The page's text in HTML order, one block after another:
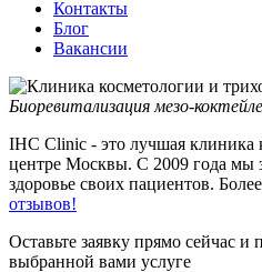
Контакты
Блог
Вакансии
Биоревитализация мезо-
IHC Clinic - это лучшая клиника
центре Москвы. С 2009 года мы
здоровье своих пациентов. Более
отзывов!
Оставьте заявку прямо сейчас и
выбранной вами услуге